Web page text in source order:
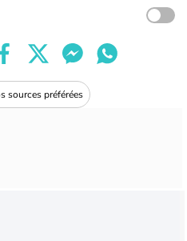
sources préférées